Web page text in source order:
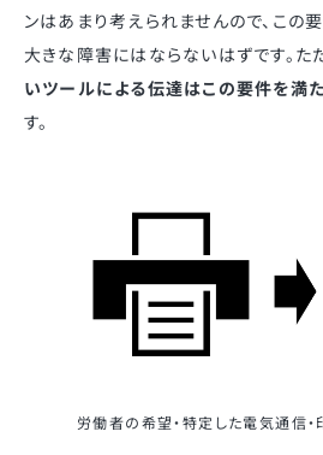
ンはあまり考えられませんので、この
大きな障害にはならないはずです。ただ
いツールによる伝達はこの要件を満
す。
労働者の希望・特定した電気通信